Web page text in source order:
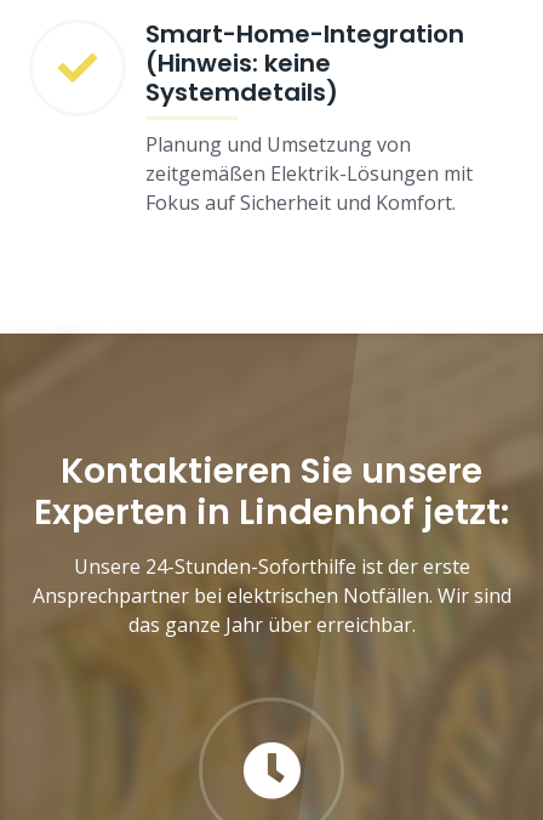
Smart-Home-Integration
(Hinweis: keine
Systemdetails)
Planung und Umsetzung von
zeitgemäßen Elektrik-Lösungen mit
Fokus auf Sicherheit und Komfort.
Kontaktieren Sie unsere
Experten in Lindenhof jetzt:
Unsere 24-Stunden-Soforthilfe ist der erste
Ansprechpartner bei elektrischen Notfällen. Wir sind
das ganze Jahr über erreichbar.